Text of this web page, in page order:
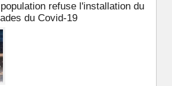
refuse l'installation du
du Covid-19